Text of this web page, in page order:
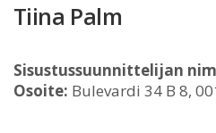
Tiina Palm
Sisustussuunnittelijan
Osoite: Bulevardi 34 B 8,